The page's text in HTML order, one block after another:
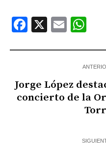
Facebook
X Email
Jorge López
concierto de la